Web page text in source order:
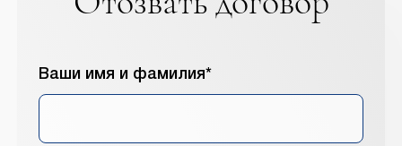
Ваши имя и фамилия*